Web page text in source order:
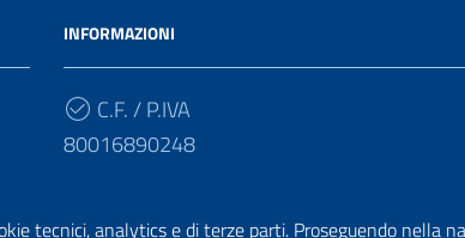
tecnici, analytics e di terze parti. Proseguendo nella
INFORMAZIONI
C.F. / P.IVA
80016890248